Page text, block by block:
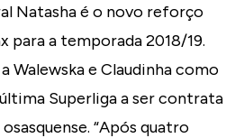
Natasha é o novo reforço
para a temporada 2018/19.
Walewska e Claudinha como
Superliga a ser contrata
“Após quatro